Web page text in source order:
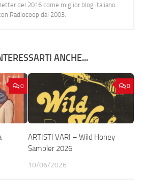
del 2016 come miglior blog italiano.
Radiocoop dal 2003.
ANCHE...
0 0
ARTISTI VARI – Wild Honey
Sampler 2026
10/06/2026